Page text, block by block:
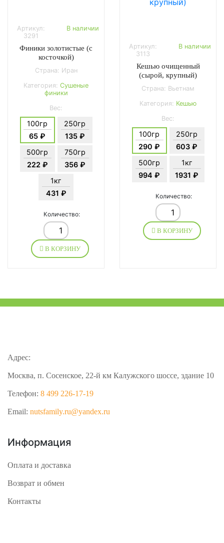
Артикул:
3291
В наличии
Финики золотистые (с
косточкой)
Страна: Иран
Категория: Сушеные
финики
Вес:
100гр
65 ₽
250гр
135 ₽
500гр
222 ₽
750гр
356 ₽
1кг
431 ₽
Количество:
В КОРЗИНУ
Артикул:
3113
В наличии
Кешью очищенный
(сырой, крупный)
Страна: Вьетнам
Категория: Кешью
Вес:
100гр
290 ₽
250гр
603 ₽
500гр
994 ₽
1кг
1931 ₽
Количество:
В КОРЗИНУ
Адрес:
Москва, п. Сосенское, 22-й км Калужского шоссе, здание 10
Телефон: 8 499 226-17-19
Email: nutsfamily.ru@yandex.ru
Информация
Оплата и доставка
Возврат и обмен
Контакты